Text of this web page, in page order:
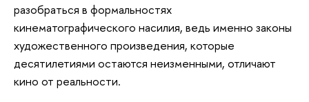
разобраться в формальностях
кинематографического насилия, ведь именно законы
художественного произведения, которые
десятилетиями остаются неизменными, отличают
кино от реальности.